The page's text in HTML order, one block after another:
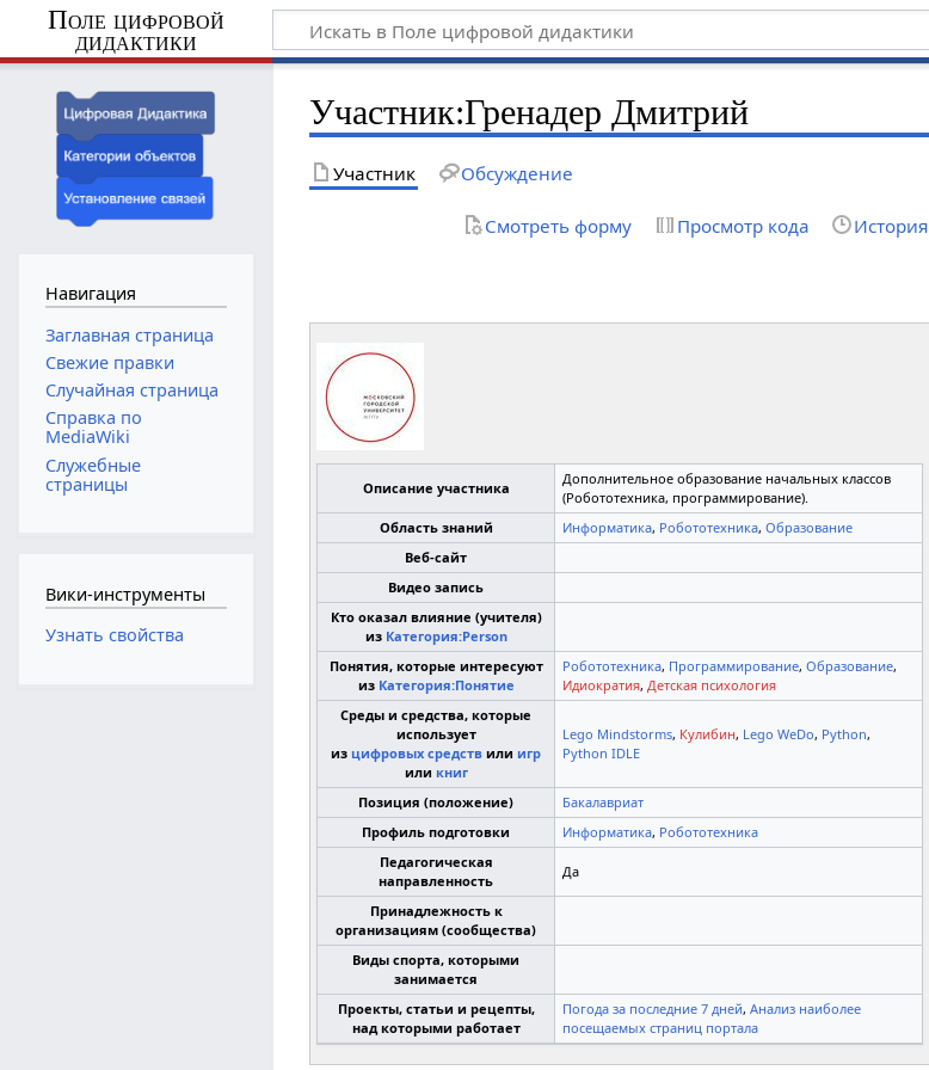
Поле цифровой
дидактики
Участник:Гренадер Дмитрий
Участник Обсуждение
Смотреть форму Просмотр кода История
Описание участника
Дополнительное образование начальных классов
(Робототехника, программирование).
Область знаний
Информатика, Робототехника, Образование
Веб-сайт
Видео запись
Кто оказал влияние (учителя)
из Категория:Person
Понятия, которые интересуют
из Категория:Понятие
Робототехника, Программирование, Образование,
Идиократия, Детская психология
Среды и средства, которые
использует
изцифровых средств илиигр
или книг
Lego Mindstorms, Кулибин, Lego WeDo, Python,
Python IDLE
Позиция (положение)
Бакалавриат
Профиль подготовки
Информатика, Робототехника
Педагогическая
направленность
Да
Принадлежность к
организациям (сообщества)
Виды спорта, которыми
занимается
Проекты, статьи и рецепты,
над которыми работает
Погода за последние 7 дней, Анализ наиболее
посещаемых страниц портала
Навигация
Заглавная страница
Свежие правки
Случайная страница
Справка по
MediaWiki
Служебные
страницы
Вики-инструменты
Узнать свойства